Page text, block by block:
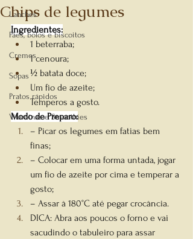
Lanches
Pães, bolos e biscoitos
Cremes
Sopas
Pratos rápidos
Vitaminas e Smoothies
Chips de legumes
Ingredientes:
1 beterraba;
1 cenoura;
½ batata doce;
Um fio de azeite;
Temperos a gosto.
Modo de Preparo:
– Picar os legumes em fatias bem
finas;
– Colocar em uma forma untada, jogar
um fio de azeite por cima e temperar a
gosto;
– Assar à 180°C até pegar crocância.
DICA: Abra aos poucos o forno e vai
sacudindo o tabuleiro para assar